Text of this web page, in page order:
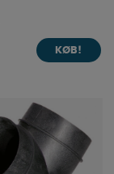
KØB!